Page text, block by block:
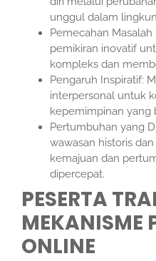
unggul dalam
Pemecahan
pemikiran inovatif
kompleks dan
Pengaruh Inspiratif:
interpersonal untuk
kepemimpinan yang
Pertumbuhan yang
wawasan historis
kemajuan dan
dipercepat.
PESERTA
MEKANISME
ONLINE